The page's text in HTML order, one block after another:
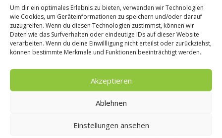
Um dir ein optimales Erlebnis zu bieten, verwenden wir Technologien
wie Cookies, um Geräteinformationen zu speichern und/oder darauf
zuzugreifen. Wenn du diesen Technologien zustimmst, können wir
Daten wie das Surfverhalten oder eindeutige IDs auf dieser Website
verarbeiten. Wenn du deine Einwillligung nicht erteilst oder zurückziehst,
können bestimmte Merkmale und Funktionen beeinträchtigt werden.
Akzeptieren
Ablehnen
Einstellungen ansehen
Klar, dass solch eine Qualität sich auch auf den Preis
niederschlägt, der in der Arbeit und den Kosten des
Landwirts sowie der artgerechten Haltung seiner
TeGyus begründet ist. Und genau die ist Schulz-Moll
so wichtig, schließlich ist es der größte Luxus für ihn,
zu wissen, dass sein Fleisch von glücklichen Kühen
Weitere Informationen:buchberghof.com